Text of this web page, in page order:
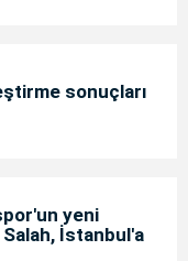
sonuçları
yeni
İstanbul'a